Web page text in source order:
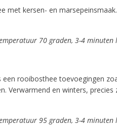
met kersen- en
70 graden, 3-4 minuten
een rooibosthee toevoegingen
Verwarmend en winters, precies
95 graden, 3-4 minuten